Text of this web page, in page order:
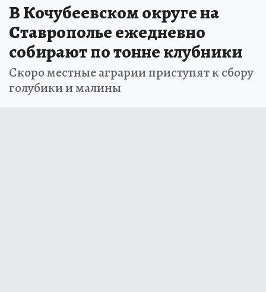
В Кочубеевском округе на
Ставрополье ежедневно
собирают по тонне клубники
Скоро местные аграрии приступят к сбору
голубики и малины